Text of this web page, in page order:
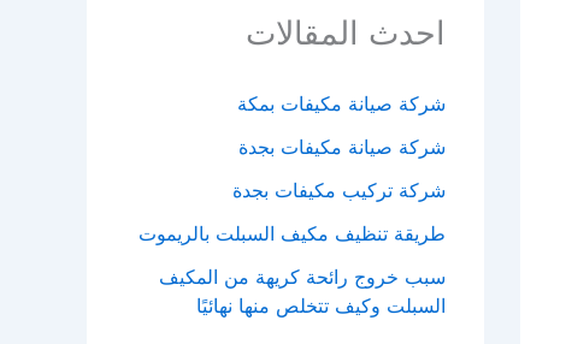
احدث المقالات
شركة صيانة مكيفات بمكة
شركة صيانة مكيفات بجدة
شركة تركيب مكيفات بجدة
طريقة تنظيف مكيف السبلت بالريموت
سبب خروج رائحة كريهة من المكيف
السبلت وكيف تتخلص منها نهائيًا